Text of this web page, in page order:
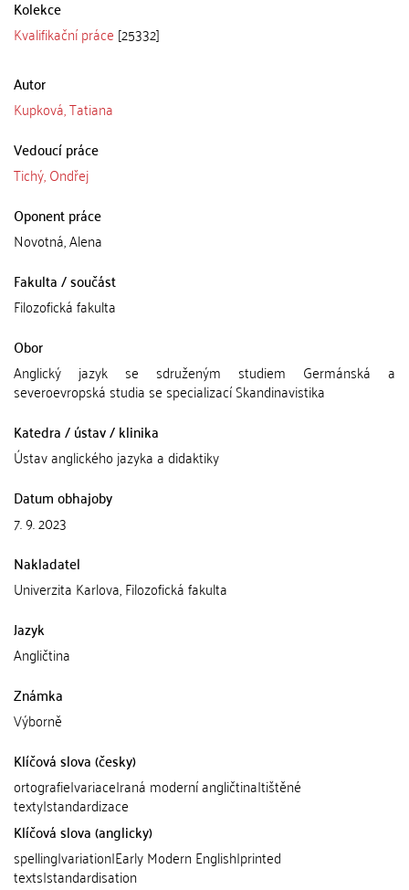
Kolekce
Kvalifikační práce [25332]
Autor
Kupková, Tatiana
Vedoucí práce
Tichý, Ondřej
Oponent práce
Novotná, Alena
Fakulta / součást
Filozofická fakulta
Obor
Anglický jazyk se sdruženým studiem Germánská a
severoevropská studia se specializací Skandinavistika
Katedra / ústav / klinika
Ústav anglického jazyka a didaktiky
Datum obhajoby
7. 9. 2023
Nakladatel
Univerzita Karlova, Filozofická fakulta
Jazyk
Angličtina
Známka
Výborně
Klíčová slova (česky)
ortografie|variace|raná moderní angličtina|tištěné
texty|standardizace
Klíčová slova (anglicky)
spelling|variation|Early Modern English|printed
texts|standardisation